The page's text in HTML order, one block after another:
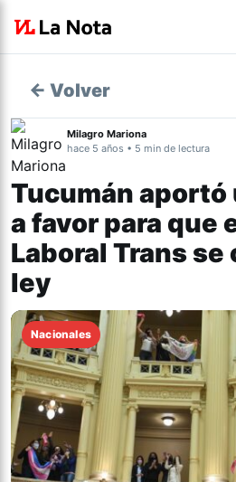
← Volver
Milagro Mariona
hace 5 años • 5 min de lectura
Tucumán aportó
a favor para que
Laboral Trans
ley
Nacionales